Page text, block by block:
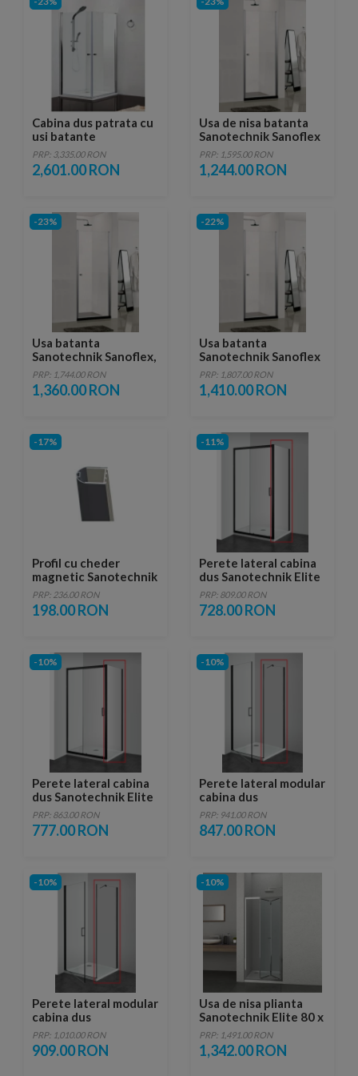
Cabina dus patrata cu
usi batante
Sanotechik Sanoflex
80 x 80 x H195 cm
PRP: 3,335.00 RON
2,601.00 RON
Usa de nisa batanta
Sanotechnik Sanoflex
MD70
PRP: 1,595.00 RON
1,244.00 RON
-23%
Usa batanta
Sanotechnik Sanoflex,
MD90
PRP: 1,744.00 RON
1,360.00 RON
-22%
Usa batanta
Sanotechnik Sanoflex
MD100
PRP: 1,807.00 RON
1,410.00 RON
-17%
Profil cu cheder
magnetic Sanotechnik
pentru inchiderea
usilor la perete
PRP: 236.00 RON
198.00 RON
-11%
Perete lateral cabina
dus Sanotechnik Elite
Black 80 x H195 cm
PRP: 809.00 RON
728.00 RON
-10%
Perete lateral cabina
dus Sanotechnik Elite
Black 90 x H195 cm
PRP: 863.00 RON
777.00 RON
-10%
Perete lateral modular
cabina dus
Sanotechnik Elite
Black 80 x H195 cm
PRP: 941.00 RON
847.00 RON
-10%
Perete lateral modular
cabina dus
Sanotechnik Elite
Black 90 x H195 cm
PRP: 1,010.00 RON
909.00 RON
-10%
Usa de nisa plianta
Sanotechnik Elite 80 x
H195 cm
PRP: 1,491.00 RON
1,342.00 RON